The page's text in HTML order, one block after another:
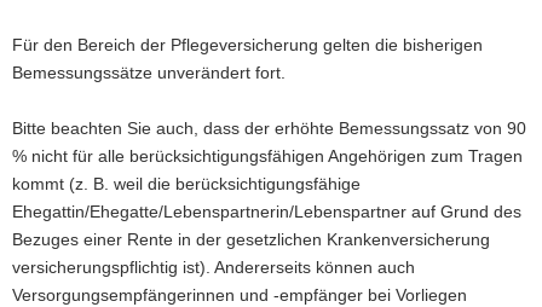
Für den Bereich der Pflegeversicherung gelten die bisherigen
Bemessungssätze unverändert fort.
Bitte beachten Sie auch, dass der erhöhte Bemessungssatz von 90
% nicht für alle berücksichtigungsfähigen Angehörigen zum Tragen
kommt (z. B. weil die berücksichtigungsfähige
Ehegattin/Ehegatte/Lebenspartnerin/Lebenspartner auf Grund des
Bezuges einer Rente in der gesetzlichen Krankenversicherung
versicherungspflichtig ist). Andererseits können auch
Versorgungsempfängerinnen und -empfänger bei Vorliegen